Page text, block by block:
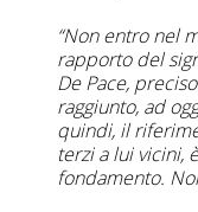
“Non entro nel
rapporto del
De Pace,
raggiunto, ad
quindi, il
terzi a lui vicini,
fondamento.